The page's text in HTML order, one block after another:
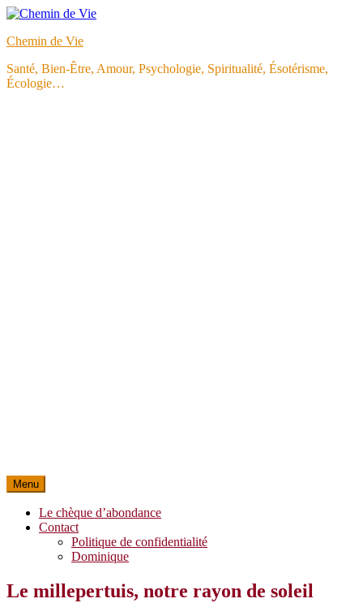
Aller
contenu
Chemin de Vie
Santé, Bien-Être, Amour, Psychologie, Spiritualité, Ésotérisme,
Écologie…
Menu
Le chèque d’abondance
Contact
Politique de confidentialité
Dominique
Le millepertuis, notre rayon de soleil